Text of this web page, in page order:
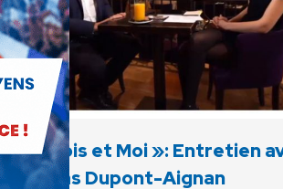
« Emois et Moi »: Entretien
Nicolas Dupont-Aignan